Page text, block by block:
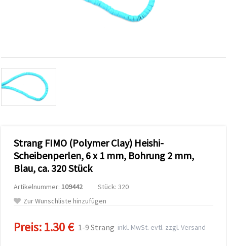
Datenverkehr
zu
analysieren
sowie
relevantere
Unterstützung
Partner für
Analyse
Marketing.
ablehnen
Strang FIMO (Polymer Clay) Heishi-
Scheibenperlen, 6 x 1 mm, Bohrung 2 mm,
Blau, ca. 320 Stück
Artikelnummer: 109442
Stück: 320
Zur Wunschliste hinzufügen
Preis:1.30 € 1-9 Strang inkl. MwSt. evtl. zzgl. Versand